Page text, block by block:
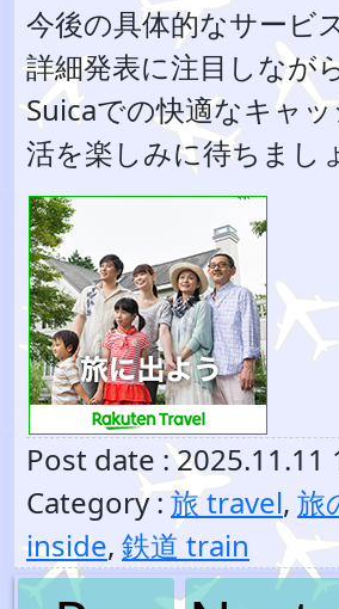
今後の具体的なサービ
詳細発表に注目しなが
Suicaでの快適なキャ
活を楽しみに待ちまし
Post date : 2025.11.11
Category : 旅 travel, 旅
inside, 鉄道 train